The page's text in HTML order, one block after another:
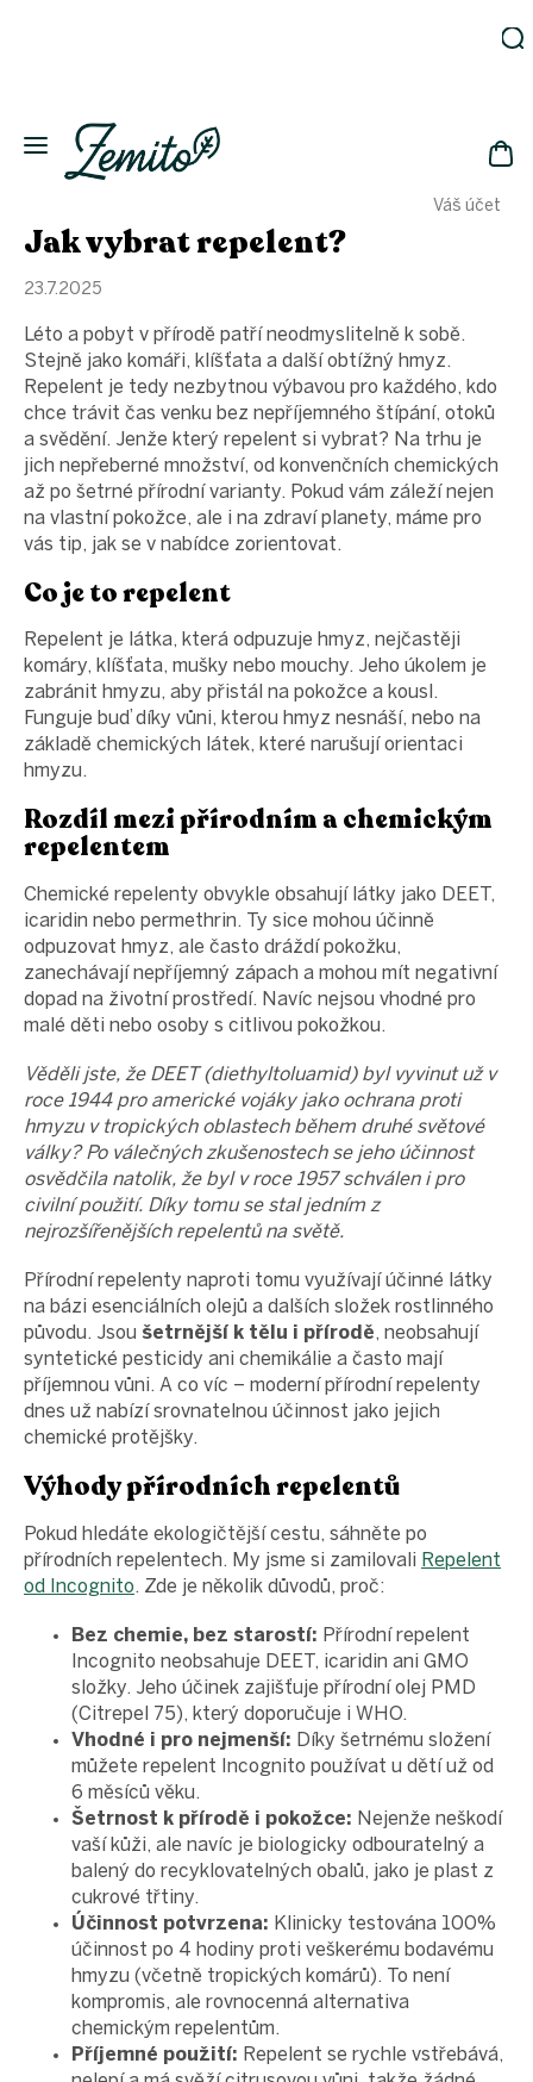
Váš účet
Eko
domácnost
Kosmetika
láhve
Zachraň
a ušetři
Novinky
Vánoce
Přihlášení
Jak vybrat repelent?
23.7.2025
Léto a pobyt v přírodě patří neodmyslitelně k sobě.
Stejně jako komáři, klíšťata a další obtížný hmyz.
Repelent je tedy nezbytnou výbavou pro každého, kdo
chce trávit čas venku bez nepříjemného štípání, otoků
a svědění. Jenže který repelent si vybrat? Na trhu je
jich nepřeberné množství, od konvenčních chemických
až po šetrné přírodní varianty. Pokud vám záleží nejen
na vlastní pokožce, ale i na zdraví planety, máme pro
vás tip, jak se v nabídce zorientovat.
Co je to repelent
Repelent je látka, která odpuzuje hmyz, nejčastěji
komáry, klíšťata, mušky nebo mouchy. Jeho úkolem je
zabránit hmyzu, aby přistál na pokožce a kousl.
Funguje buď díky vůni, kterou hmyz nesnáší, nebo na
základě chemických látek, které narušují orientaci
hmyzu.
Rozdíl mezi přírodním a chemickým
repelentem
Chemické repelenty obvykle obsahují látky jako DEET,
icaridin nebo permethrin. Ty sice mohou účinně
odpuzovat hmyz, ale často dráždí pokožku,
zanechávají nepříjemný zápach a mohou mít negativní
dopad na životní prostředí. Navíc nejsou vhodné pro
malé děti nebo osoby s citlivou pokožkou.
Věděli jste, že DEET (diethyltoluamid) byl vyvinut už v
roce 1944 pro americké vojáky jako ochrana proti
hmyzu v tropických oblastech během druhé světové
války? Po válečných zkušenostech se jeho účinnost
osvědčila natolik, že byl v roce 1957 schválen i pro
civilní použití. Díky tomu se stal jedním z
nejrozšířenějších repelentů na světě.
Přírodní repelenty naproti tomu využívají účinné látky
na bázi esenciálních olejů a dalších složek rostlinného
původu. Jsou šetrnější k tělu i přírodě, neobsahují
syntetické pesticidy ani chemikálie a často mají
příjemnou vůni. A co víc – moderní přírodní repelenty
dnes už nabízí srovnatelnou účinnost jako jejich
chemické protějšky.
Výhody přírodních repelentů
Pokud hledáte ekologičtější cestu, sáhněte po
přírodních repelentech. My jsme si zamilovali Repelent
od Incognito. Zde je několik důvodů, proč:
Bez chemie, bez starostí: Přírodní repelent
Incognito neobsahuje DEET, icaridin ani GMO
složky. Jeho účinek zajišťuje přírodní olej PMD
(Citrepel 75), který doporučuje i WHO.
Vhodné i pro nejmenší: Díky šetrnému složení
můžete repelent Incognito používat u dětí už od
6 měsíců věku.
Šetrnost k přírodě i pokožce: Nejenže neškodí
vaší kůži, ale navíc je biologicky odbouratelný a
balený do recyklovatelných obalů, jako je plast z
cukrové třtiny.
Účinnost potvrzena: Klinicky testována 100%
účinnost po 4 hodiny proti veškerému bodavému
hmyzu (včetně tropických komárů). To není
kompromis, ale rovnocenná alternativa
chemickým repelentům.
Příjemné použití: Repelent se rychle vstřebává,